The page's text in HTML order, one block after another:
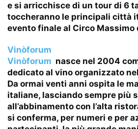
e si arricchisce di un tour di 6
toccheranno le principali città
evento finale al Circo Massimo
Vinòforum
Vinòforum nasce nel 2004
dedicato al vino organizzato
Da ormai venti anni ospita le
italiane, lasciando sempre più
all’abbinamento con l’alta
si conferma, per numeri e per